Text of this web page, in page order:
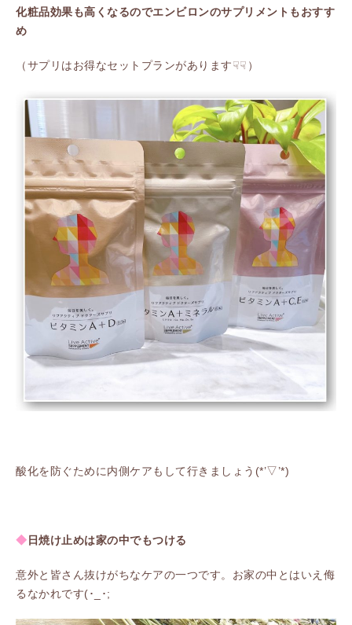
化粧品効果も高くなるのでエンビロンのサプリメントもおすす
め
（サプリはお得なセットプランがあります☟☟）
酸化を防ぐために内側ケアもして行きましょう(*’▽’*)
◆ 日焼け止めは家の中でもつける
意外と皆さん抜けがちなケアの一つです。お家の中とはいえ侮
るなかれです(･_･;